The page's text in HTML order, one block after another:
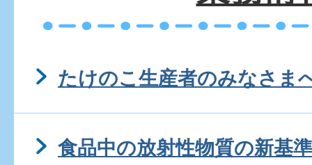
たけのこ生産者のみなさま
食品中の放射性物質の新基準